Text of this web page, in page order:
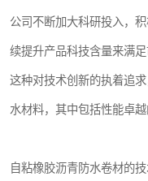
公司不断加大科研投入，
续提升产品科技含量来满
这种对技术创新的执着追
水材料，其中包括性能卓
自粘橡胶沥青防水卷材的